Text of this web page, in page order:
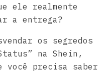
ele realmente
a entrega?
os segredos
na Shein,
você precisa saber